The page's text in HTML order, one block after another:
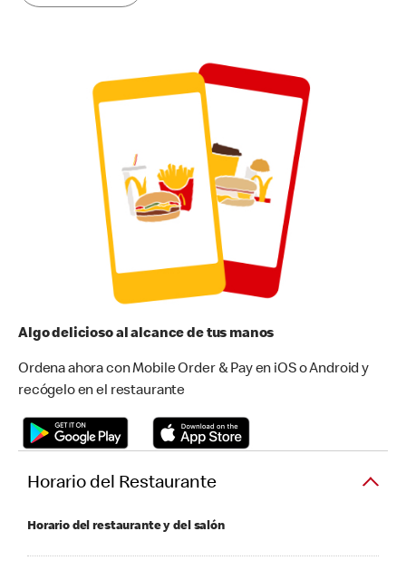
Algo delicioso al alcance de tus manos
Ordena ahora con Mobile Order & Pay en iOS o Android y
recógelo en el restaurante
Horario del Restaurante
Horario del restaurante y del salón